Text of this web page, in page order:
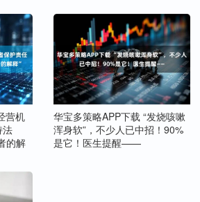
营机
法
的解
华宝多策略APP下载 “发烧咳嗽
浑身软”，不少人已中招！90%
是它！医生提醒——